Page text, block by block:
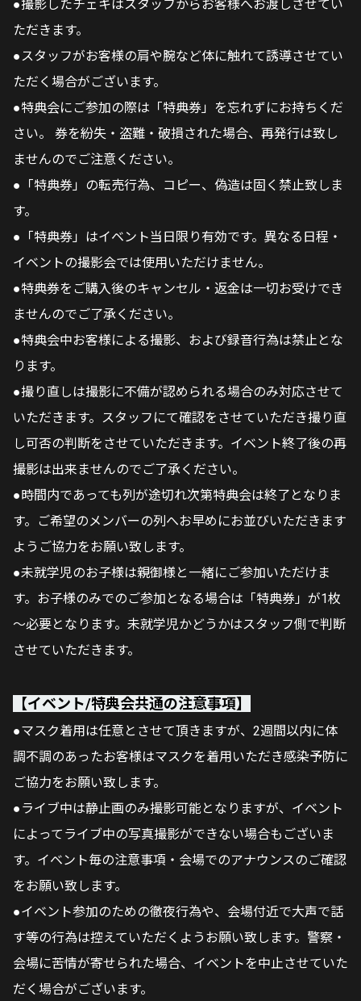
●撮影したチェキはスタッフからお客様へお渡しさせてい
ただきます。
●スタッフがお客様の肩や腕など体に触れて誘導させてい
ただく場合がございます。
●特典会にご参加の際は「特典券」を忘れずにお持ちくだ
さい。 券を紛失・盗難・破損された場合、再発⾏は致し
ませんのでご注意ください。
●「特典券」の転売行為、コピー、偽造は固く禁止致しま
す。
●「特典券」はイベント当⽇限り有効です。異なる日程・
イベントの撮影会では使用いただけません。
●特典券をご購⼊後のキャンセル・返⾦は⼀切お受けでき
ませんのでご了承ください。
●特典会中お客様による撮影、および録音行為は禁止とな
ります。
●撮り直しは撮影に不備が認められる場合のみ対応させて
いただきます。スタッフにて確認をさせていただき撮り直
し可否の判断をさせていただきます。イベント終了後の再
撮影は出来ませんのでご了承ください。
●時間内であっても列が途切れ次第特典会は終了となりま
す。ご希望のメンバーの列へお早めにお並びいただきます
ようご協力をお願い致します。
●未就学児のお子様は親御様と一緒にご参加いただけま
す。お子様のみでのご参加となる場合は「特典券」が1枚
～必要となります。未就学児かどうかはスタッフ側で判断
させていただきます。
【イベント/特典会共通の注意事項】
●マスク着用は任意とさせて頂きますが、2週間以内に体
調不調のあったお客様はマスクを着用いただき感染予防に
ご協力をお願い致します。
●ライブ中は静止画のみ撮影可能となりますが、イベント
によってライブ中の写真撮影ができない場合もございま
す。イベント毎の注意事項・会場でのアナウンスのご確認
をお願い致します。
●イベント参加のための徹夜行為や、会場付近で大声で話
す等の行為は控えていただくようお願い致します。警察・
会場に苦情が寄せられた場合、イベントを中止させていた
だく場合がございます。